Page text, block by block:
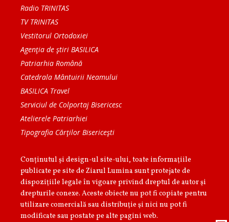
Radio TRINITAS
TV TRINITAS
Vestitorul Ortodoxiei
Agenţia de ştiri BASILICA
Patriarhia Română
Catedrala Mântuirii Neamului
BASILICA Travel
Serviciul de Colportaj Bisericesc
Atelierele Patriarhiei
Tipografia Cărţilor Bisericeşti
Conținutul și design-ul site-ului, toate informaţiile
publicate pe site de Ziarul Lumina sunt protejate de
dispoziţiile legale în vigoare privind dreptul de autor şi
drepturile conexe. Aceste obiecte nu pot fi copiate pentru
utilizare comercială sau distribuţie şi nici nu pot fi
modificate sau postate pe alte pagini web.